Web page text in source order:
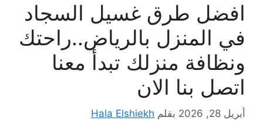
افضل طرق غسيل السجاد
في المنزل بالرياض..راحتك
ونظافة منزلك تبدأ معنا
اتصل بنا الان
أبريل 28, 2026 بقلم Hala Elshiekh